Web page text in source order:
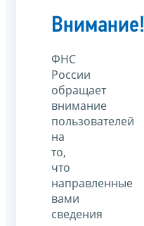
Внимание!
ФНС
России
обращает
внимание
пользователей
на
то,
что
направленные
вами
сведения